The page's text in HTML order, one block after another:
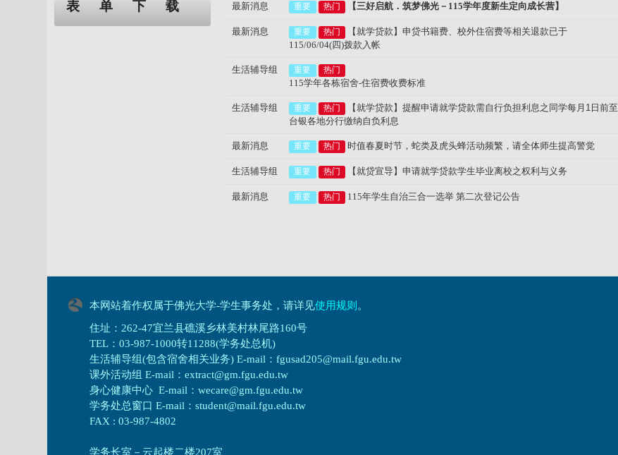
表单下载 最新消息 重要 热门 【三好启航．筑梦佛光－115学年度新生定向成长营】
最新消息 重要 热门
【就学贷款】申贷书籍费、校外住宿费等相关退款已于
115/06/04(四)拨款入帐
生活辅导组 重要 热门
115学年各栋宿舍-住宿费收费标准
生活辅导组 重要 热门 【就学贷款】提醒申请就学贷款需自行负担利息之同学每月 1 日前至
台银各地分行缴纳自负利息
最新消息 重要 热门 时值春夏时节，蛇类及虎头蜂活动频繁，请全体师生提高警觉
生活辅导组 重要 热门 【就贷宣导】申请就学贷款学生毕业离校之权利与义务
最新消息 重要 热门 115年学生自治三合一选举 第二次登记公告
本网站着作权属于佛光大学-学生事务处，请详见使用规则 。
住址：262-47宜兰县礁溪乡林美村林尾路160号
TEL：03-987-1000转11288(学务处总机)
生活辅导组(包含宿舍相关业务) E-mail：fgusad205@mail.fgu.edu.tw
课外活动组 E-mail：extract@gm.fgu.edu.tw
身心健康中心 E-mail：wecare@gm.fgu.edu.tw
学务处总窗口 E-mail：student@mail.fgu.edu.tw
FAX : 03-987-4802
学务长室－云起楼二楼207室